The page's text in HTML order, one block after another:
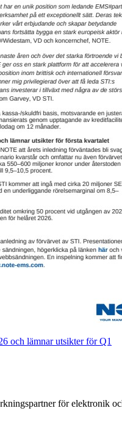
och lämnar utsikter för Q1
för elektronik